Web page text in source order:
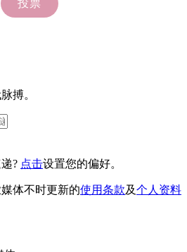
搏。
? 点击设置您的偏好。
体不时更新的使用条款及个人资料